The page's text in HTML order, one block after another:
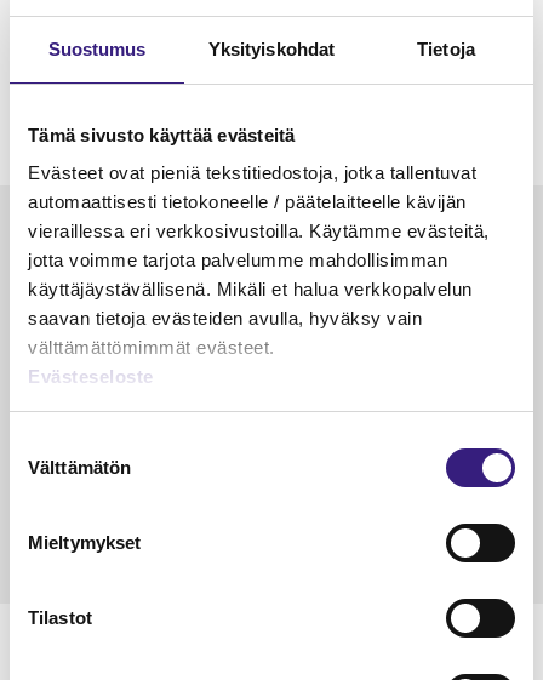
Suostumus Yksityiskohdat Tietoja
Tämä sivusto käyttää evästeitä
Evästeet ovat pieniä tekstitiedostoja, jotka tallentuvat
automaattisesti tietokoneelle / päätelaitteelle kävijän
vieraillessa eri verkkosivustoilla. Käytämme evästeitä,
jotta voimme tarjota palvelumme mahdollisimman
käyttäjäystävällisenä. Mikäli et halua verkkopalvelun
saavan tietoja evästeiden avulla, hyväksy vain
välttämättömimmät evästeet.
Evästeseloste
valinta
Välttämätön
Mieltymykset
Tilastot
Luetuimmat
VEROTUS
Kulu­veloitukset arvon­lisä­
verotuksessa – omien kulujen
veloitus, kulujen edelleen­
veloitus ja läpi­laskutus
15.5.2023 10 min
Tarja
14.5.2021